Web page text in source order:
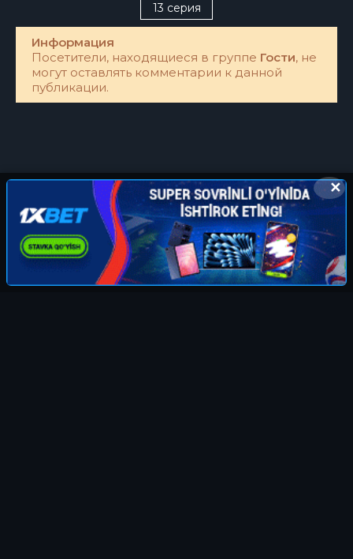
13 серия
Информация
Посетители, находящиеся в группе Гости, не
могут оставлять комментарии к данной
публикации.
✕